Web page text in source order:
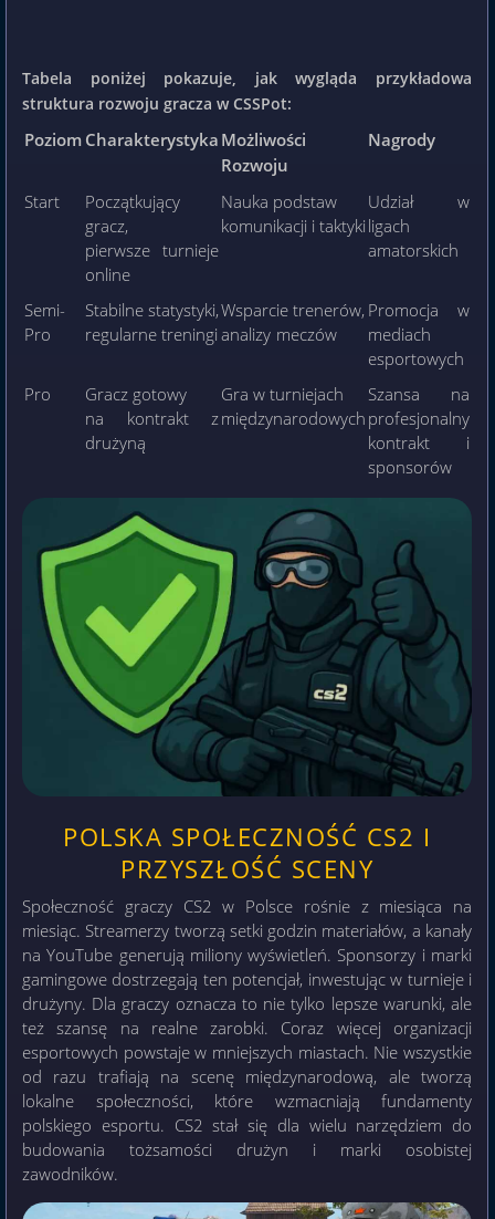
Tabela poniżej pokazuje, jak wygląda przykładowa
struktura rozwoju gracza w CSSPot:
PoziomCharakterystykaMożliwości
Rozwoju
Nagrody
Start
Początkujący
gracz,
pierwsze turnieje
online
Nauka podstaw
komunikacji i taktyki
Udział w
ligach
amatorskich
Semi-
Pro
Stabilne statystyki,
regularne treningi
Wsparcie trenerów,
analizy meczów
Promocja w
mediach
esportowych
Pro
Gracz gotowy
na kontrakt z
drużyną
Gra w turniejach
międzynarodowych
Szansa na
profesjonalny
kontrakt i
sponsorów
POLSKA SPOŁECZNOŚĆ CS2 I
PRZYSZŁOŚĆ SCENY
Społeczność graczy CS2 w Polsce rośnie z miesiąca na
miesiąc. Streamerzy tworzą setki godzin materiałów, a kanały
na YouTube generują miliony wyświetleń. Sponsorzy i marki
gamingowe dostrzegają ten potencjał, inwestując w turnieje i
drużyny. Dla graczy oznacza to nie tylko lepsze warunki, ale
też szansę na realne zarobki. Coraz więcej organizacji
esportowych powstaje w mniejszych miastach. Nie wszystkie
od razu trafiają na scenę międzynarodową, ale tworzą
lokalne społeczności, które wzmacniają fundamenty
polskiego esportu. CS2 stał się dla wielu narzędziem do
budowania tożsamości drużyn i marki osobistej
zawodników.